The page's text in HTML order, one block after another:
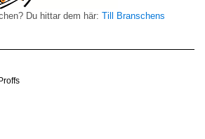
Du hittar dem här: Till Branschens